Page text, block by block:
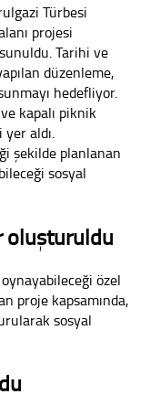
Türbesi
projesi
Tarihi ve
düzenleme,
hedefliyor.
kapalı piknik
aldı.
şekilde planlanan
sosyal
oluşturuldu
özel
proje kapsamında,
sosyal